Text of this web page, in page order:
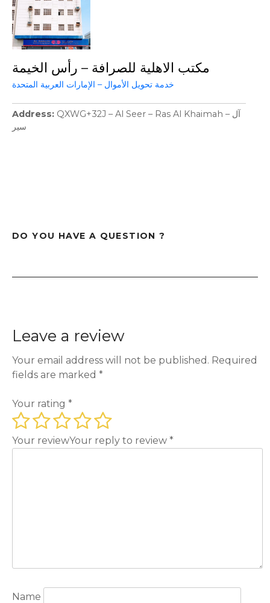
مكتب الاهلية للصرافة – رأس الخيمة
خدمة تحويل الأموال – الإمارات العربية المتحدة
Address QXWG+32J – Al Seer – Ras Al Khaimah – آل
سير
DO YOU HAVE A QUESTION ?
Leave a review
Your email address will not be published. Required
fields are marked *
Your rating *
Your reviewYour reply to review *
Name